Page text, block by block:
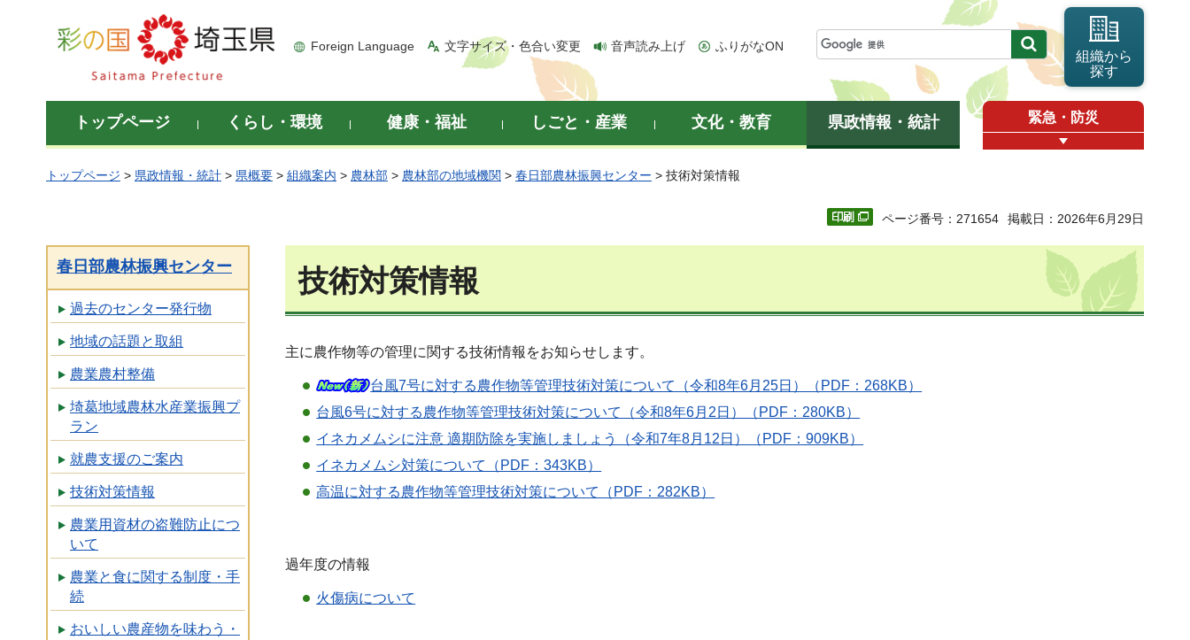
彩の国 埼玉県
Foreign Language 文字サイズ・色合い変更 音声読み上げ ふりがなON
組織から
探す
トップページ くらし・環境 健康・福祉 しごと・産業 文化・教育 県政情報・統計 緊急・防災
トップページ > 県政情報・統計 > 県概要 > 組織案内 > 農林部 > 農林部の地域機関 > 春日部農林振興センター > 技術対策情報
ページ番号：271654 掲載日：2026年6月29日
春日部農林振興センター
過去のセンター発行物
地域の話題と取組
農業農村整備
埼葛地域農林水産業振興プ
ラン
就農支援のご案内
技術対策情報
農業用資材の盗難防止につ
いて
農業と食に関する制度・手
続
おいしい農産物を味わう・
技術対策情報
主に農作物等の管理に関する技術情報をお知らせします。
台風7号に対する農作物等管理技術対策について（令和8年6月25日）（PDF：268KB）
台風6号に対する農作物等管理技術対策について（令和8年6月2日）（PDF：280KB）
イネカメムシに注意 適期防除を実施しましょう（令和7年8月12日）（PDF：909KB）
イネカメムシ対策について（PDF：343KB）
高温に対する農作物等管理技術対策について（PDF：282KB）
過年度の情報
火傷病について